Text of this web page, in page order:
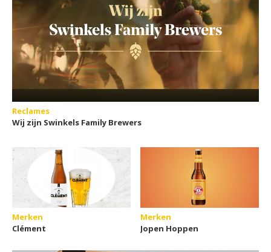
Reclames
Wij zijn Swinkels Family Brewers
Merken
Clément
Merken
Jopen Hoppen